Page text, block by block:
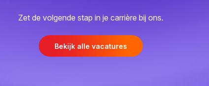
Zet de volgende stap in je carrière bij ons.
Bekijk alle vacatures